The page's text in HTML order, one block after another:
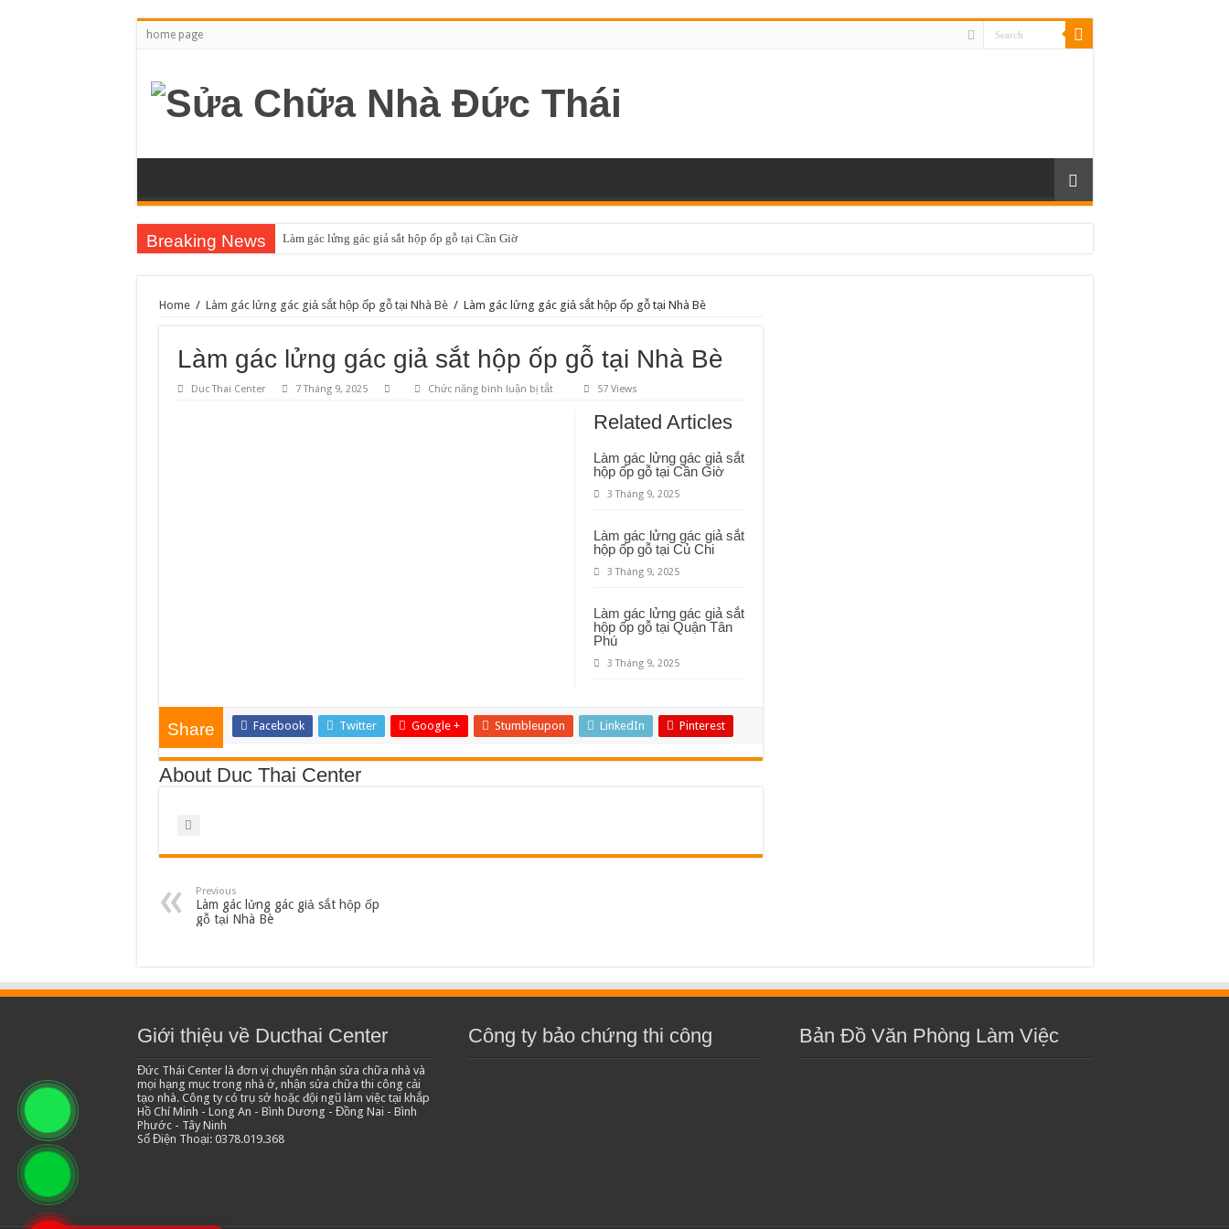
home page
Breaking News Làm gác lửng gác giả sắt hộp ốp gỗ tại Cần Giờ
Home / Làm gác lửng gác giả sắt hộp ốp gỗ tại Nhà Bè / Làm gác lửng gác giả sắt hộp ốp gỗ tại Nhà Bè
Làm gác lửng gác giả sắt hộp ốp gỗ tại Nhà Bè
Duc Thai Center 7 Tháng 9, 2025 Chức năng bình luận bị tắtở
57 Views
Related Articles
Làm gác lửng gác giả sắt
hộp ốp gỗ tại Cần Giờ
3 Tháng 9, 2025
Làm gác lửng gác giả sắt
hộp ốp gỗ tại Củ Chi
3 Tháng 9, 2025
Làm gác lửng gác giả sắt
hộp ốp gỗ tại Quận Tân
Phú
3 Tháng 9, 2025
Share Facebook Twitter Google + Stumbleupon LinkedIn Pinterest
About Duc Thai Center
Previous
Làm gác lửng gác giả sắt hộp ốp
gỗ tại Nhà Bè
Giới thiệu về Ducthai Center
Đức Thái Center là đơn vị chuyên nhận sửa chữa nhà và
mọi hạng mục trong nhà ở, nhận sửa chữa thi công cải
tạo nhà. Công ty có trụ sở hoặc đội ngũ làm việc tại khắp
Hồ Chí Minh - Long An - Bình Dương - Đồng Nai - Bình
Phước - Tây Ninh
Số Điện Thoại: 0378.019.368
Công ty bảo chứng thi công Bản Đồ Văn Phòng Làm Việc